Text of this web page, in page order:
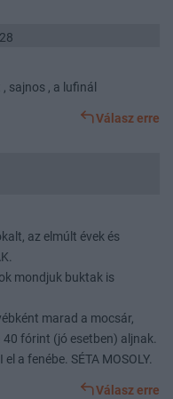
sajnos , a lufinál
Válasz erre
az elmúlt évek és
mondjuk buktak is
marad a mocsár,
fórint (jó esetben) aljnak.
a fenébe. SÉTA MOSOLY.
Válasz erre